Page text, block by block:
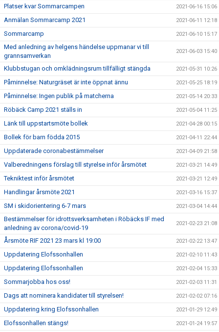
Platser kvar Sommarcampen 2021-06-16 15:06
Anmälan Sommarcamp 2021 2021-06-11 12:18
Sommarcamp 2021-06-10 15:17
Med anledning av helgens händelse uppmanar vi till
grannsamverkan
2021-06-03 15:40
Klubbstugan och omklädningsrum tillfälligt stängda 2021-05-31 10:26
Påminnelse: Naturgräset är inte öppnat ännu 2021-05-25 18:19
Påminnelse: Ingen publik på matcherna 2021-05-14 20:33
Röbäck Camp 2021 ställs in 2021-05-04 11:25
Länk till uppstartsmöte bollek 2021-04-28 00:15
Bollek för barn födda 2015 2021-04-11 22:44
Uppdaterade coronabestämmelser 2021-04-09 21:58
Valberedningens förslag till styrelse inför årsmötet 2021-03-21 14:49
Tekniktest inför årsmötet 2021-03-21 12:49
Handlingar årsmöte 2021 2021-03-16 15:37
SM i skidorientering 6-7 mars 2021-03-04 14:44
Bestämmelser för idrottsverksamheten i Röbäcks IF med
anledning av corona/covid-19
2021-02-23 21:08
Årsmöte RIF 2021 23 mars kl 19:00 2021-02-22 13:47
Uppdatering Elofssonhallen 2021-02-10 11:43
Uppdatering Elofssonhallen 2021-02-04 15:33
Sommarjobba hos oss! 2021-02-03 11:31
Dags att nominera kandidater till styrelsen! 2021-02-02 07:16
Uppdatering kring Elofssonhallen 2021-01-29 12:49
Elofssonhallen stängs! 2021-01-24 19:57